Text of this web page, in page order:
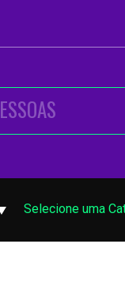
Selecione uma